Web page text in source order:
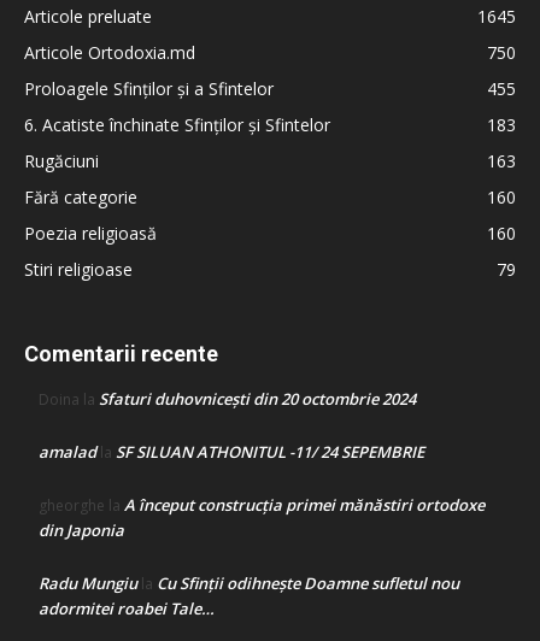
Articole preluate
1645
Articole Ortodoxia.md
750
Proloagele Sfinților și a Sfintelor
455
6. Acatiste închinate Sfinților și Sfintelor
183
Rugăciuni
163
Fără categorie
160
Poezia religioasă
160
Stiri religioase
79
Comentarii recente
Doina la Sfaturi duhovnicești din 20 octombrie 2024
amaladla SF SILUAN ATHONITUL -11/ 24 SEPEMBRIE
gheorghe la A început construcţia primei mănăstiri ortodoxe
din Japonia
Radu Mungiula Cu Sfinții odihnește Doamne sufletul nou
adormitei roabei Tale…